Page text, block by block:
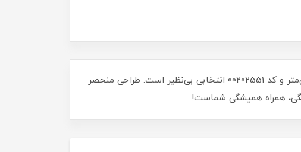
آیا به دنبال یک اتصال محکم و زیبا برای پروژه‌های خود هستید؟ گل مهره باکالیت هفت پر M10 با قطر 50 میلی‌متر و کد 00202551 انتخابی بی‌نظیر است. طراحی منحصر
همراه همیشگی شماست!